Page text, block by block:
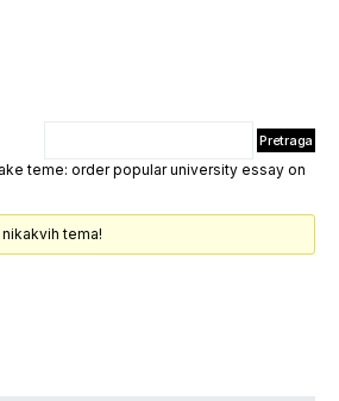
teme: order popular university essay on
tema!